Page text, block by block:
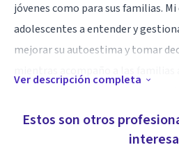
jóvenes como para sus familias.
adolescentes a entender y
mejorar su autoestima y tomar
Estoy a punto de terminar mi
Ver descripción completa
Estos son otros